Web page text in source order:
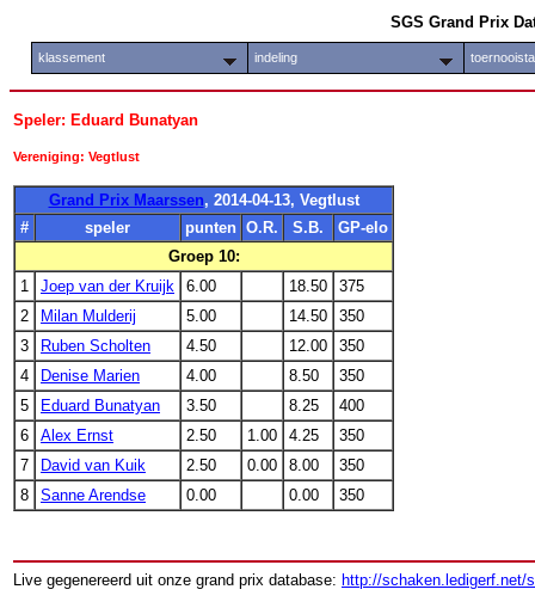
SGS Grand Prix
klassement indeling
Speler: Eduard Bunatyan
Vereniging: Vegtlust
Grand Prix Maarssen, 2014-04-13, Vegtlust
#
speler punten O.R. S.B.
GP-elo
Groep 10:
1
Joep van der Kruijk 6.00 18.50
375
2
Milan Mulderij 5.00 14.50
350
3
Ruben Scholten 4.50 12.00
350
4
Denise Marien 4.00 8.50
350
5
Eduard Bunatyan 3.50 8.25
400
6
Alex Ernst 2.50 1.00 4.25
350
7
David van Kuik 2.50 0.00 8.00
350
8
Sanne Arendse 0.00 0.00 350
Live gegenereerd uit onze grand prix database: http://schaken.ledigerf.net/